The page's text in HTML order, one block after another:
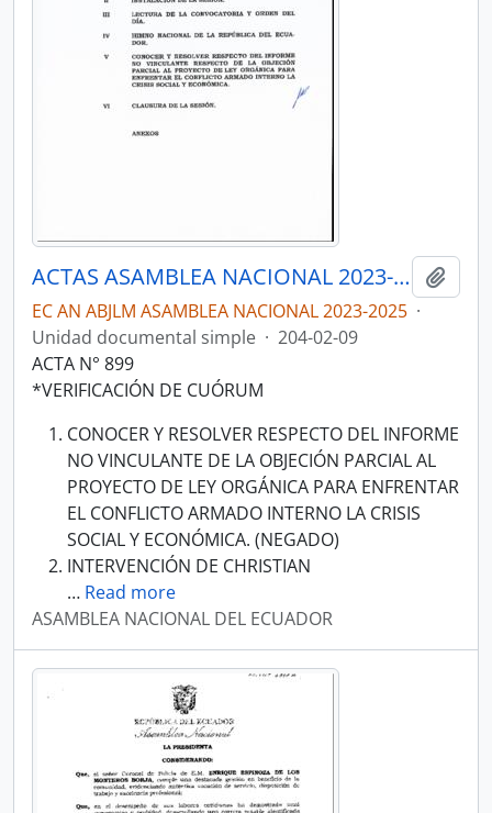
ACTAS ASAMBLEA NACIONAL 2023-2025
EC AN ABJLM ASAMBLEA NACIONAL 2023-2025 ·
Unidad documental simple · 204-02-09
ACTA N° 899
*VERIFICACIÓN DE CUÓRUM
CONOCER Y RESOLVER RESPECTO DEL INFORME
NO VINCULANTE DE LA OBJECIÓN PARCIAL AL
PROYECTO DE LEY ORGÁNICA PARA ENFRENTAR
EL CONFLICTO ARMADO INTERNO LA CRISIS
SOCIAL Y ECONÓMICA. (NEGADO)
INTERVENCIÓN DE CHRISTIAN
… Read more
ASAMBLEA NACIONAL DEL ECUADOR